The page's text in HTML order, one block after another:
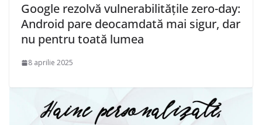
Google rezolvă vulnerabilitățile zero-day:
Android pare deocamdată mai sigur, dar
nu pentru toată lumea
8 aprilie 2025